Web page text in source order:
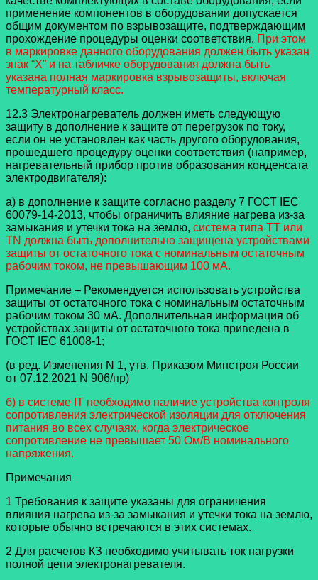
применение компонентов в оборудовании допускается
общим документом по взрывозащите, подтверждающим
прохождение процедуры оценки соответствия. При этом
в маркировке данного оборудования должен быть указан
знак “X” и на табличке оборудования должна быть
указана полная маркировка взрывозащиты, включая
температурный класс.
12.3 Электронагреватель должен иметь следующую
защиту в дополнение к защите от перегрузок по току,
если он не установлен как часть другого оборудования,
прошедшего процедуру оценки соответствия (например,
нагревательный прибор против образования конденсата
электродвигателя):
а) в дополнение к защите согласно разделу 7 ГОСТ IEC
60079-14-2013, чтобы ограничить влияние нагрева из-за
замыкания и утечки тока на землю, система типа TT или
TN должна быть дополнительно защищена устройствами
защиты от остаточного тока с номинальным остаточным
рабочим током, не превышающим 100 мА.
Примечание – Рекомендуется использовать устройства
защиты от остаточного тока с номинальным остаточным
рабочим током 30 мА. Дополнительная информация об
устройствах защиты от остаточного тока приведена в
ГОСТ IEC 61008-1;
(в ред. Изменения N 1, утв. Приказом Минстроя России
от 07.12.2021 N 906/пр)
б) в системе IT необходимо наличие устройства контроля
сопротивления электрической изоляции для отключения
питания во всех случаях, когда электрическое
сопротивление не превышает 50 Ом/В номинального
напряжения.
Примечания
1 Требования к защите указаны для ограничения
влияния нагрева из-за замыкания и утечки тока на землю,
которые обычно встречаются в этих системах.
2 Для расчетов КЗ необходимо учитывать ток нагрузки
полной цепи электронагревателя.